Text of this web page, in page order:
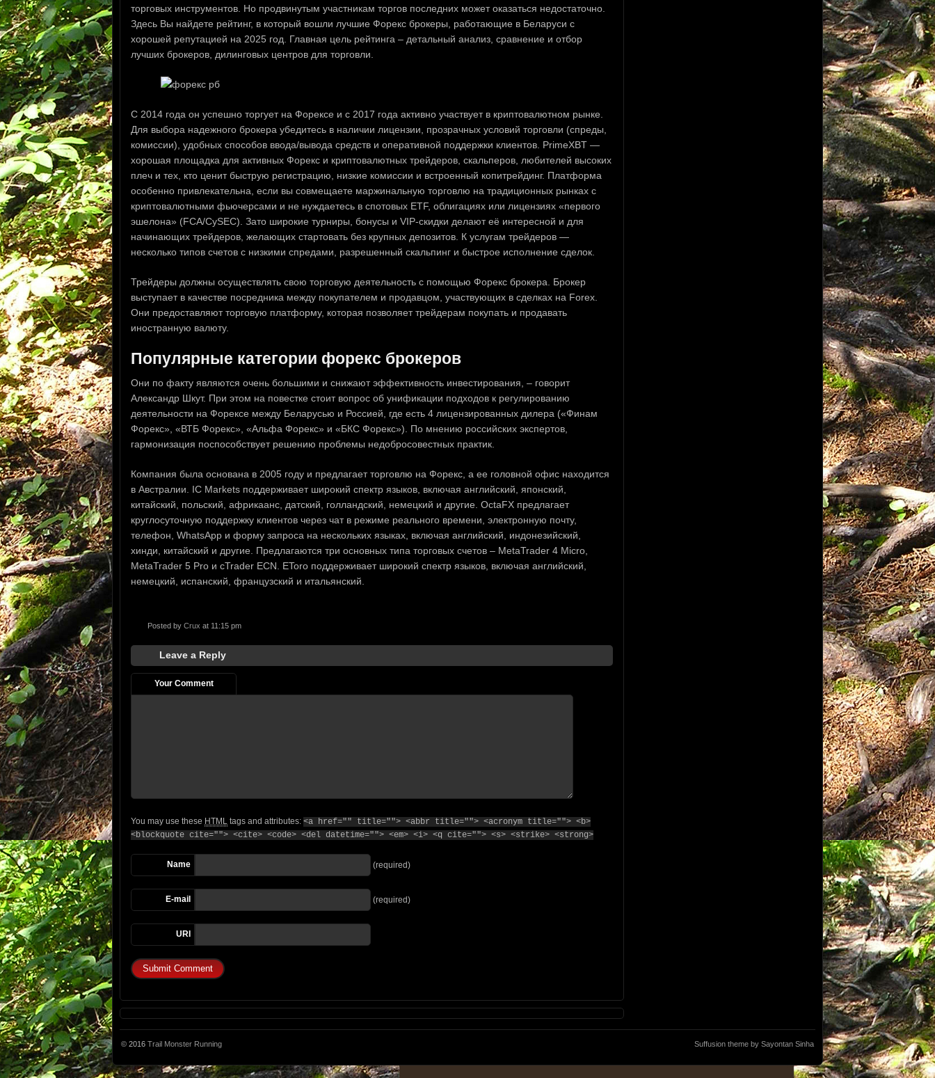
торговых инструментов. Но продвинутым участникам торгов последних может оказаться недостаточно.
Здесь Вы найдете рейтинг, в который вошли лучшие Форекс брокеры, работающие в Беларуси с
хорошей репутацией на 2025 год. Главная цель рейтинга – детальный анализ, сравнение и отбор
лучших брокеров, дилинговых центров для торговли.
С 2014 года он успешно торгует на Форексе и с 2017 года активно участвует в криптовалютном рынке.
Для выбора надежного брокера убедитесь в наличии лицензии, прозрачных условий торговли (спреды,
комиссии), удобных способов ввода/вывода средств и оперативной поддержки клиентов. PrimeXBT —
хорошая площадка для активных Форекс и криптовалютных трейдеров, скальперов, любителей высоких
плеч и тех, кто ценит быструю регистрацию, низкие комиссии и встроенный копитрейдинг. Платформа
особенно привлекательна, если вы совмещаете маржинальную торговлю на традиционных рынках с
криптовалютными фьючерсами и не нуждаетесь в спотовых ETF, облигациях или лицензиях «первого
эшелона» (FCA/CySEC). Зато широкие турниры, бонусы и VIP-скидки делают её интересной и для
начинающих трейдеров, желающих стартовать без крупных депозитов. К услугам трейдеров —
несколько типов счетов с низкими спредами, разрешенный скальпинг и быстрое исполнение сделок.
Трейдеры должны осуществлять свою торговую деятельность с помощью Форекс брокера. Брокер
выступает в качестве посредника между покупателем и продавцом, участвующих в сделках на Forex.
Они предоставляют торговую платформу, которая позволяет трейдерам покупать и продавать
иностранную валюту.
Популярные категории форекс брокеров
Они по факту являются очень большими и снижают эффективность инвестирования, – говорит
Александр Шкут. При этом на повестке стоит вопрос об унификации подходов к регулированию
деятельности на Форексе между Беларусью и Россией, где есть 4 лицензированных дилера («Финам
Форекс», «ВТБ Форекс», «Альфа Форекс» и «БКС Форекс»). По мнению российских экспертов,
гармонизация поспособствует решению проблемы недобросовестных практик.
Компания была основана в 2005 году и предлагает торговлю на Форекс, а ее головной офис находится
в Австралии. IC Markets поддерживает широкий спектр языков, включая английский, японский,
китайский, польский, африкаанс, датский, голландский, немецкий и другие. OctaFX предлагает
круглосуточную поддержку клиентов через чат в режиме реального времени, электронную почту,
телефон, WhatsApp и форму запроса на нескольких языках, включая английский, индонезийский,
хинди, китайский и другие. Предлагаются три основных типа торговых счетов – MetaTrader 4 Micro,
MetaTrader 5 Pro и cTrader ECN. EToro поддерживает широкий спектр языков, включая английский,
немецкий, испанский, французский и итальянский.
Posted by Crux at 11:15 pm
Leave a Reply
Your Comment
You may use these HTML tags and attributes: <a href="" title=""> <abbr title=""> <acronym title=""> <b>
<blockquote cite=""> <cite> <code> <del datetime=""> <em> <i> <q cite=""> <s> <strike> <strong>
Name (required)
E-mail (required)
URI
© 2016 Trail Monster Running Suffusion theme by Sayontan Sinha